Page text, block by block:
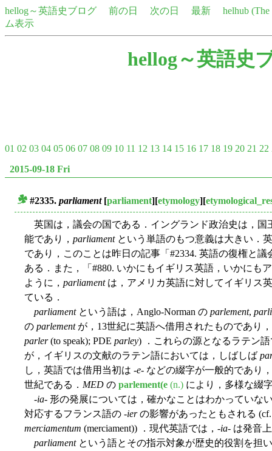
hellog～英語史ブログ 前の日 次の日 最新
helhub
ム表示
hellog～英語史
01 02 03 04 05 06 07 08 09 10 11 12 13 14 15 16 17 18 19 20 21 22
2015-09-18 Fri
#2335. parliament[parliament][etymology][
英国は，議会の国である．イングランド政治史は，国
能であり， parliamentという単語のもつ意義は大きい．
であり，このことは昨日の記事「#2334. 英語の復権と議
ある．また，「#880. いかにもイギリス英語，いかにも
ように， parliamentは，アメリカ英語に対してイギリス
ている．
parliamentという語は，Anglo-Norman の parlement,
の parlementが，13世紀に英語へ借用されたものであり
parler(to speak); PDE parley) ．これらの源となるラテン
が，イギリスの文献のラテン語においては，しばしば
し，英語では借用当初は -e- などの綴字が一般的であり
世紀である． MED の parlement(e (n.) により，多様な綴
-ia- 形の発展については，確かなことはわかっていな
対応するフランス語の -ierの影響があったともされる (cf.
merciamentum (merciament)) ．現代英語では，-ia- は発音
parliamentという語とその指示対象が歴史的役割を担